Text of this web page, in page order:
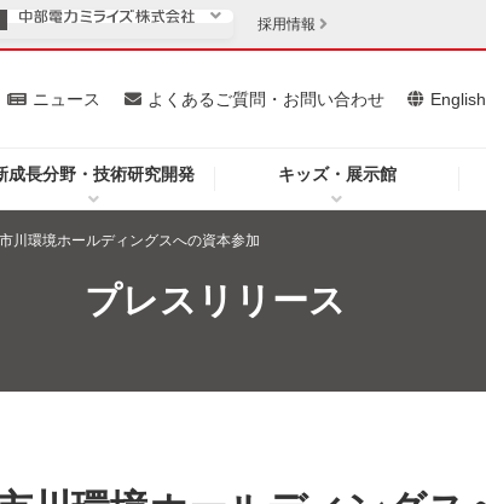
成長分野・技術研究開発 キッズ・展示館
ニュース よくあるご質問・お問い合わせ English
安定供給
企業情報
法人のお客さま
採用情報
川環境ホールディングスへの資本参加
プレスリリース